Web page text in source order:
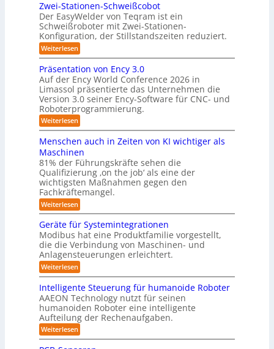
e
o
-
K
a
m
e
r
a
s
y
s
t
e
m
f
ü
r
R
o
b
o
t
i
u
n
d
L
o
y
s
t
e
m
f
ü
r
R
e
i
r
ä
u
m
e
b
i
s
I
S
O
-
K
l
a
s
s
e
i
s
t
u
n
g
s
v
e
r
g
l
e
i
c
h
v
o
n
m
i
l
i
t
ä
r
i
s
c
h
e
r
B
o
d
e
n
r
o
Zwei-Stationen-Schweißcobot
Der EasyWelder von Teqram ist ein
Schweißroboter mit Zwei-Stationen-
Konfiguration, der Stillstandszeiten reduziert.
Weiterlesen:
Z
w
e
i
-
S
t
a
t
i
o
n
e
n
-
S
c
h
w
i
ß
c
o
b
o
t
Präsentation von Ency 3.0
Auf der Ency World Conference 2026 in
Limassol präsentierte das Unternehmen die
Version 3.0 seiner Ency-Software für CNC- und
Roboterprogrammierung.
Weiterlesen:
P
ä
s
e
n
t
a
t
i
o
n
v
o
n
E
n
c
y
3
.
0
Menschen auch in Zeiten von KI wichtiger als
Maschinen
81% der Führungskräfte sehen die
Qualifizierung ‚on the job‘ als eine der
wichtigsten Maßnahmen gegen den
Fachkräftemangel.
Weiterlesen:
M
n
s
c
h
e
n
a
u
c
h
i
n
Z
e
Geräte für Systemintegrationen
Modibus hat eine Produktfamilie vorgestellt,
die die Verbindung von Maschinen- und
Anlagensteuerungen erleichtert.
Weiterlesen:
G
e
r
ä
t
e
f
ü
Intelligente Steuerung für humanoide Roboter
AAEON Technology nutzt für seinen
humanoiden Roboter eine intelligente
Aufteilung der Rechenaufgaben.
Weiterlesen:
I